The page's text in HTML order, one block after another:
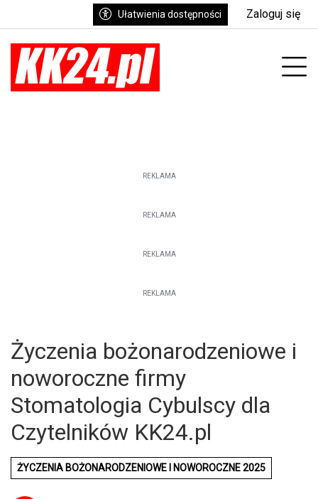
Ułatwienia dostępności Zaloguj się
REKLAMA
REKLAMA
REKLAMA
REKLAMA
Życzenia bożonarodzeniowe i
noworoczne firmy
Stomatologia Cybulscy dla
Czytelników KK24.pl
ŻYCZENIA BOŻONARODZENIOWE I NOWOROCZNE 2025